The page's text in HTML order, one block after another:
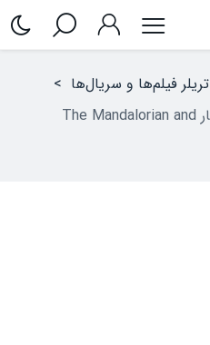
تریلر فیلم‌ها و سریال‌ها >
تماشا کنید: تریلر فیلم موردانتظار The Mandalorian and